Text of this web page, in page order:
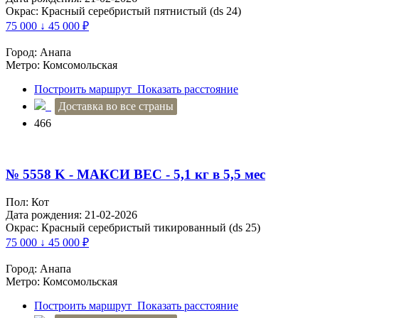
Окрас: Красный серебристый пятнистый (ds 24)
75 000 ↓ 45 000 ₽
Город: Анапа
Метро: Комсомольская
Построить маршрут Показать расстояние
Доставка во все страны
466
№ 5558 K - МАКСИ ВЕС - 5,1 кг в 5,5 мес
Пол: Кот
Дата рождения: 21-02-2026
Окрас: Красный серебристый тикированный (ds 25)
75 000 ↓ 45 000 ₽
Город: Анапа
Метро: Комсомольская
Построить маршрут Показать расстояние